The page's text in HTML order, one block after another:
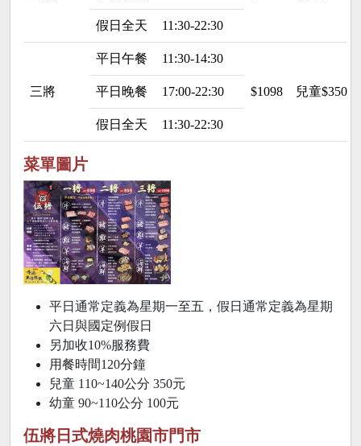
假日全天 11:30-22:30
三將
平日午餐 11:30-14:30
$1098 兒童
平日晚餐 17:00-22:30
假日全天 11:30-22:30
菜單圖片
平日通常定義為星期一至五，假日通常定義為星期
六日與國定例假日
另加收10%服務費
用餐時間120分鐘
兒童 110~140公分 350元
幼童 90~110公分 100元
伍將日式燒肉桃園市門市